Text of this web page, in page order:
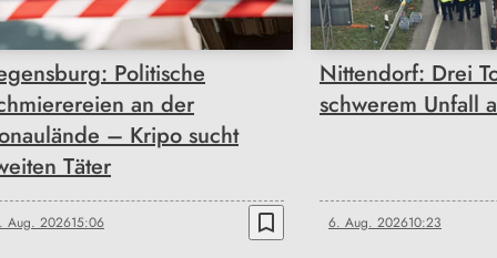
Politische
an der
– Kripo sucht
Täter
Aug. 202615:06 bookmark_border
Nittendorf: Drei
schwerem Unfall
6. Aug. 202610:23